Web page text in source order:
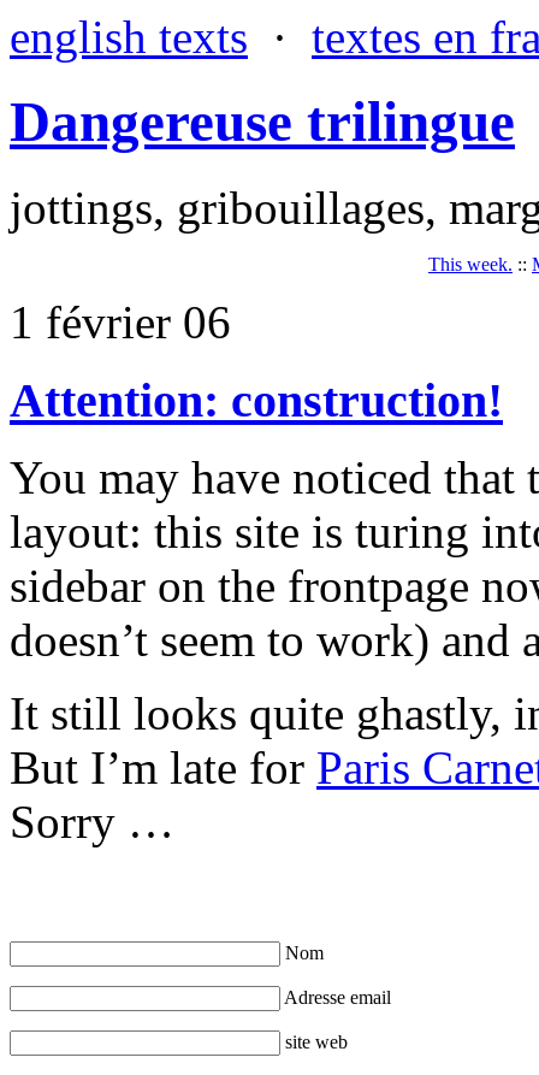
english texts · textes en
Dangereuse trilingue
jottings, gribouillages,
This week. ::
1 février 06
Attention: construction!
You may have noticed that
layout: this site is turing
sidebar on the frontpage
doesn’t seem to work)
It still looks quite ghastly,
But I’m late for Paris
Sorry …
Nom
Adresse email
site web